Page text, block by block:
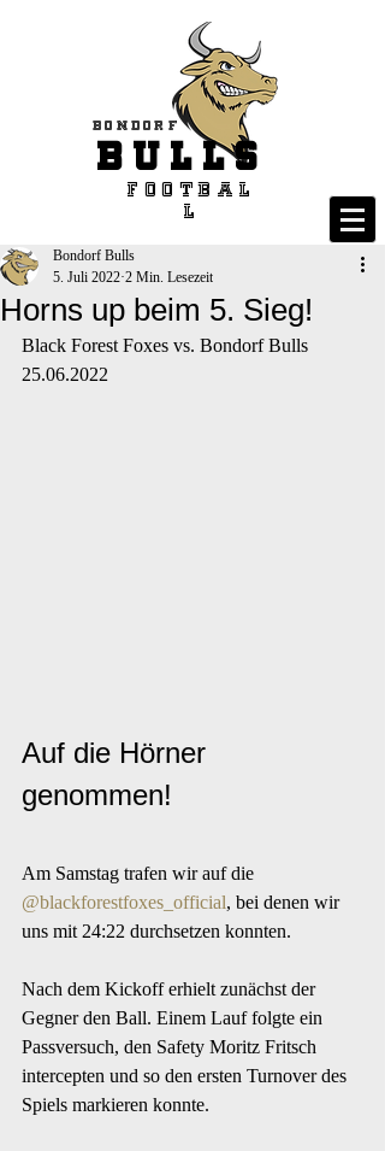
BULLS
Footbal
l
Bondorf
Horns up beim 5. Sieg!
Bondorf Bulls
5. Juli 2022 2 Min. Lesezeit
Black Forest Foxes vs. Bondorf Bulls
25.06.2022
Auf die Hörner
genommen!
Am Samstag trafen wir auf die
@blackforestfoxes_official, bei denen wir
uns mit 24:22 durchsetzen konnten.
Nach dem Kickoff erhielt zunächst der
Gegner den Ball. Einem Lauf folgte ein
Passversuch, den Safety Moritz Fritsch
intercepten und so den ersten Turnover des
Spiels markieren konnte.